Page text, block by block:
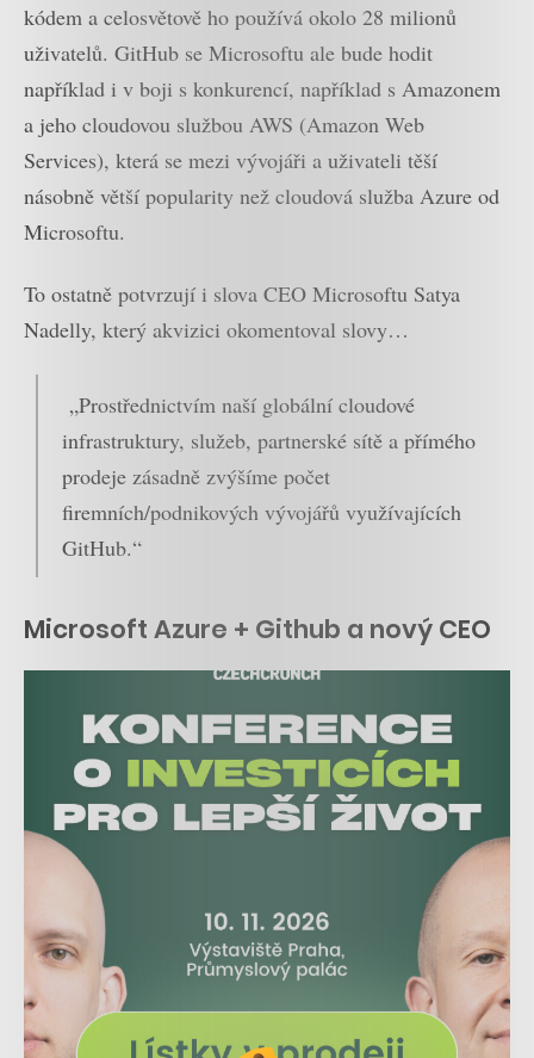
kódem a celosvětově ho používá okolo 28 milionů
uživatelů. GitHub se Microsoftu ale bude hodit
například i v boji s konkurencí, například s Amazonem
a jeho cloudovou službou AWS (Amazon Web
Services), která se mezi vývojáři a uživateli těší
násobně větší popularity než cloudová služba Azure od
Microsoftu.
To ostatně potvrzují i slova CEO Microsoftu Satya
Nadelly, který akvizici okomentoval slovy…
„Prostřednictvím naší globální cloudové
infrastruktury, služeb, partnerské sítě a přímého
prodeje zásadně zvýšíme počet
firemních/podnikových vývojářů využívajících
GitHub.“
Microsoft Azure + Github a nový CEO